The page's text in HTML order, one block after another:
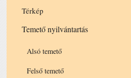
Térkép
Temető nyilvántartás
Alsó temető
Felső temető